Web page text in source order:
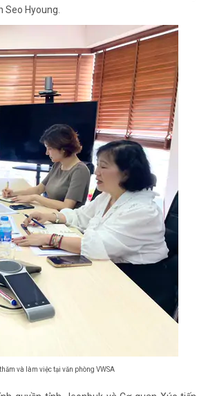
hợp tác cụ thể để triển khai nhiều dự án
Nam đã có buổi làm việc với đại diện Trung
Seo Hyoung.